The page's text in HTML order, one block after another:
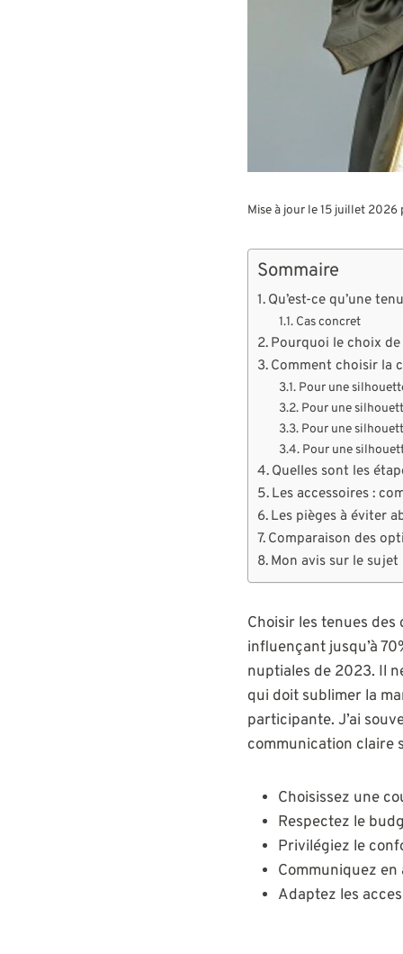
Mise à jour le 15 juillet 2026
Sommaire
Qu’est-ce qu’une
Cas concret
Pourquoi le choix
Comment choisir la
Pour une
Pour une
Pour une
Pour une
Quelles sont les
Les accessoires :
Les pièges à éviter
Comparaison des
Mon avis sur le sujet
Choisir les tenues des
influençant jusqu’à
nuptiales de 2023. Il
qui doit sublimer la
participante. J’ai
communication claire
Choisissez une
Respectez le
Privilégiez le
Communiquez
Adaptez les